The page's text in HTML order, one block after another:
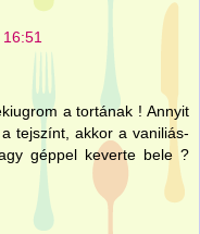
a tortának ! Annyit
tejszínt, akkor a vaniliás-
géppel keverte bele ?